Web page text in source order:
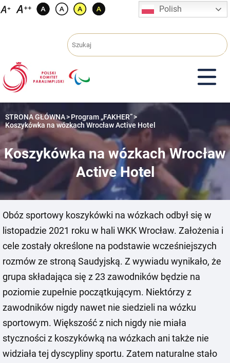
Przejdź
Polish
STRONA GŁÓWNA>Program „FAKHER”>
Koszykówka na wózkach Wrocław Active Hotel
Koszykówka na wózkach Wrocław
Active Hotel
Obóz sportowy koszykówki na wózkach odbył się w
listopadzie 2021 roku w hali WKK Wrocław. Założenia i
cele zostały określone na podstawie wcześniejszych
rozmów ze stroną Saudyjską. Z wywiadu wynikało, że
grupa składająca się z 23 zawodników będzie na
poziomie zupełnie początkującym. Niektórzy z
zawodników nigdy nawet nie siedzieli na wózku
sportowym. Większość z nich nigdy nie miała
styczności z koszykówką na wózkach ani także nie
widziała tej dyscypliny sportu. Zatem naturalne stało